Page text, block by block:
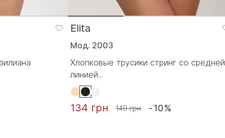
Elita
Мод. 2003
Хлопковые трусики стринг со средней
линией...
134 грн 149 грн -10%